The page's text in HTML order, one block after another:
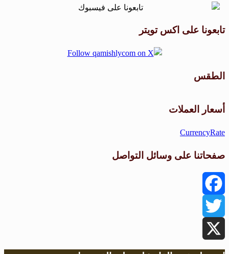
تابعونا على اكس تويتر
الطقس
أسعار العملات
CurrencyRate
صفحاتنا على وسائل التواصل
Facebook
Twitter
X